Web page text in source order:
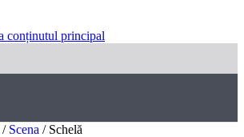
conținutul principal
/ Scena / Schelă